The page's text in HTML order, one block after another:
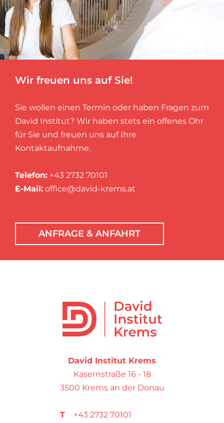
Wir freuen uns auf Sie!
Sie wollen einen Termin oder haben Fragen zum
David Institut? Wir haben stets ein offenes Ohr
für Sie und freuen uns auf Ihre
Kontaktaufnahme.
Telefon: +43 2732 70101
E-Mail: office@david-krems.at
ANFRAGE & ANFAHRT
David Institut Krems
Kasernstraße 16 - 18
3500 Krems an der Donau
T
+43 2732 70101